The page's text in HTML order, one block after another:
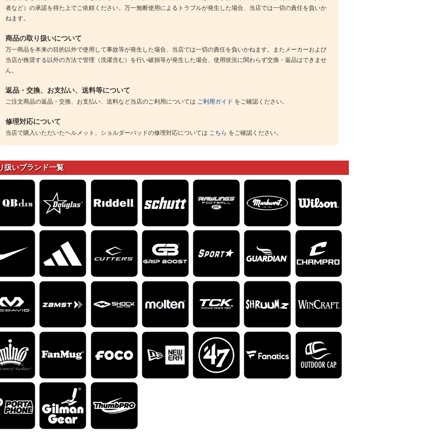
者など）の承諾を得た上でご依頼ください。万一無断使用によるトラブルが発生した場合、当店では一切の責任を負いか
ねます。
商品の取り扱いについて
万一商品を本来の目的以外で使用して事故等が発生した場合、当店では一切の責任を負いかねます。またメーカーおよび
当店が推奨する以外の方法で管理（洗濯含む）を行い破損等が発生した場合、使用状況に関わらず交換・返品はできませ
ん。
返品・交換、お支払い、送料等について
ご注文商品の返品・交換、お支払い、送料など当店のご利用については ご利用ガイド をご確認ください。
修理対応について
当店で購入いただいたヘルメット、ショルダーパッドの修理対応については こちら をご確認ください。
扱いブランド一覧